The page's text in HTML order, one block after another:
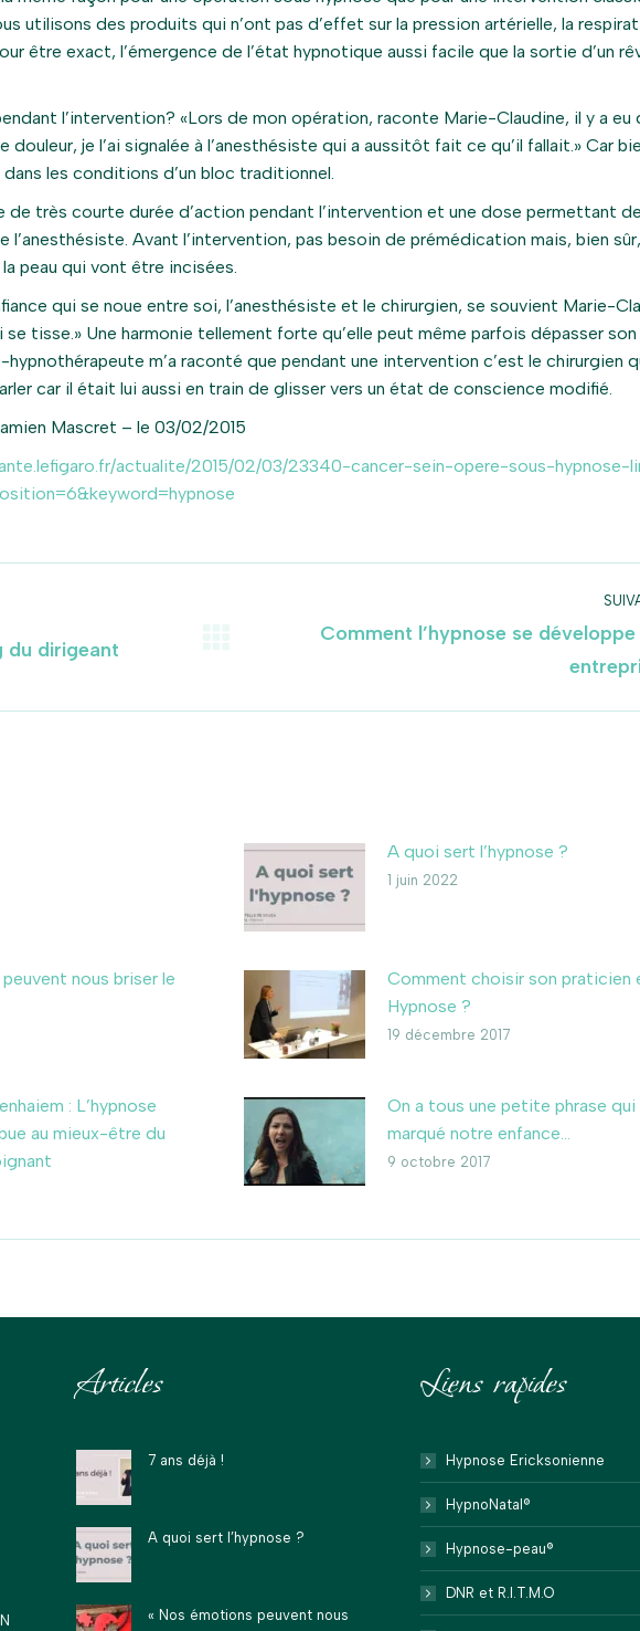
utilisons des produits qui n’ont pas d’effet sur la pression artérielle, la
être exact, l’émergence de l’état hypnotique aussi facile que la sortie d’un
l’intervention? «Lors de mon opération, raconte Marie-Claudine, il y a eu
je l’ai signalée à l’anesthésiste qui a aussitôt fait ce qu’il fallait.» Car
les conditions d’un bloc traditionnel.
de très courte durée d’action pendant l’intervention et une dose permettant
Avant l’intervention, pas besoin de prémédication mais, bien
peau qui vont être incisées.
qui se noue entre soi, l’anesthésiste et le chirurgien, se souvient Marie-
tisse.» Une harmonie tellement forte qu’elle peut même parfois dépasser son
m’a raconté que pendant une intervention c’est le chirurgien
car il était lui aussi en train de glisser vers un état de conscience modifié.
Mascret – le 03/02/2015
actualite/2015/02/03/23340-cancer-sein-opere-sous-hypnose-
du dirigeant
Comment l’hypnose se développe
A quoi sert l’hypnose ?
1 juin 2022
nous briser le
Comment choisir son praticien
Hypnose ?
19 décembre 2017
: L’hypnose
au mieux-être du
On a tous une petite phrase qui
marqué notre enfance…
9 octobre 2017
Articles
7 ans déjà !
A quoi sert l’hypnose ?
« Nos émotions peuvent nous
Liens rapides
Hypnose Ericksonienne
HypnoNatal®
Hypnose-peau®
DNR et R.I.T.M.O